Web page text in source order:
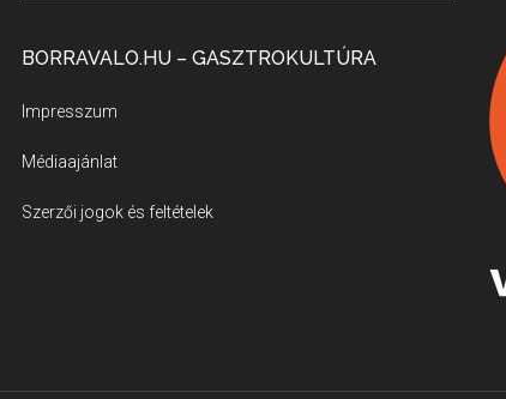
BORRAVALO.HU – GASZTROKULTÚRA
Impresszum
Médiaajánlat
Szerzői jogok és feltételek